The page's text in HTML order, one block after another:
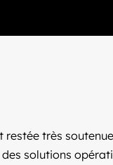
restée très
solutions